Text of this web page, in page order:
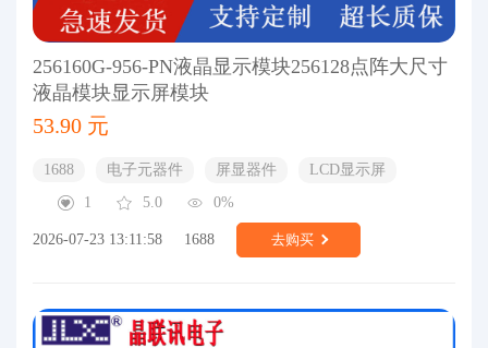
256160G-956-PN液晶显示模块256128点阵大尺寸
液晶模块显示屏模块
53.90 元
1688 电子元器件 屏显器件
LCD显示屏
1
5.0 0%
2026-07-23 13:11:58 1688 去购买